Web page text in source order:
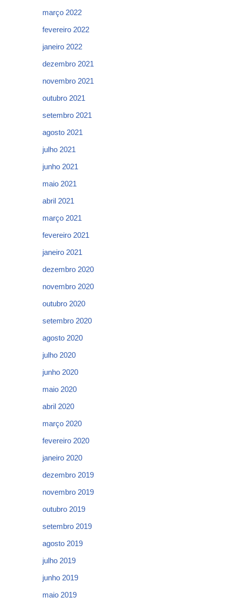
março 2022
fevereiro 2022
janeiro 2022
dezembro 2021
novembro 2021
outubro 2021
setembro 2021
agosto 2021
julho 2021
junho 2021
maio 2021
abril 2021
março 2021
fevereiro 2021
janeiro 2021
dezembro 2020
novembro 2020
outubro 2020
setembro 2020
agosto 2020
julho 2020
junho 2020
maio 2020
abril 2020
março 2020
fevereiro 2020
janeiro 2020
dezembro 2019
novembro 2019
outubro 2019
setembro 2019
agosto 2019
julho 2019
junho 2019
maio 2019